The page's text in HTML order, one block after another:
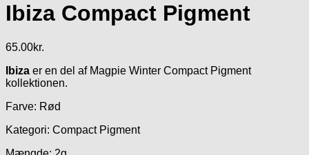
Ibiza Compact Pigment
65.00kr.
Ibiza er en del af Magpie Winter Compact Pigment
kollektionen.
Farve: Rød
Kategori: Compact Pigment